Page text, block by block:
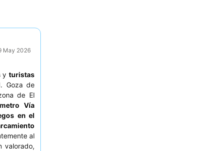
May 2026
yturistas
Goza de
de El
Vía
en el
al
valorado,